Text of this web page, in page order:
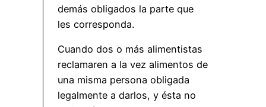
demás obligados la parte que
les corresponda.
Cuando dos o más alimentistas
reclamaren a la vez alimentos de
una misma persona obligada
legalmente a darlos, y ésta no